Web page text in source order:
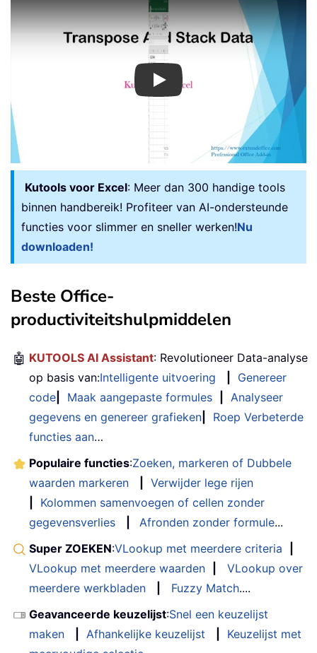
Play
Kutools voor Excel: Meer dan 300 handige tools
binnen handbereik! Profiteer van AI-ondersteunde
functies voor slimmer en sneller werken!Nu
downloaden!
Beste Office-
productiviteitshulpmiddelen
🤖 KUTOOLS AI Assistant: Revolutioneer Data-analyse
op basis van:Intelligente uitvoering
Genereer
code
Maak aangepaste formules
Analyseer
gegevens en genereer grafieken
Roep Verbeterde
functies aan…
Populaire functies:Zoeken, markeren of Dubbele
waarden markeren
Verwijder lege rijen
Kolommen samenvoegen of cellen zonder
gegevensverlies
Afronden zonder formule...
Super ZOEKEN:VLookup met meerdere criteria
VLookup met meerdere waarden
VLookup over
meerdere werkbladen
Fuzzy Match....
Geavanceerde keuzelijst:Snel een keuzelijst
maken
Afhankelijke keuzelijst
Keuzelijst met